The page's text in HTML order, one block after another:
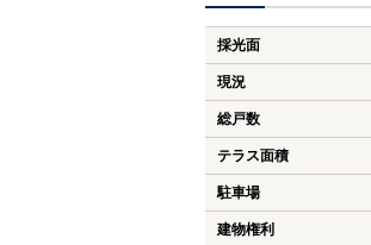
採光面
現況
総戸数
テラス面積
駐車場
建物権利